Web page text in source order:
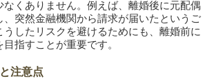
なくありません。例えば、離婚後に元配偶
、突然金融機関から請求が届いたというご
したリスクを避けるためにも、離婚前に
指すことが重要です。
注意点